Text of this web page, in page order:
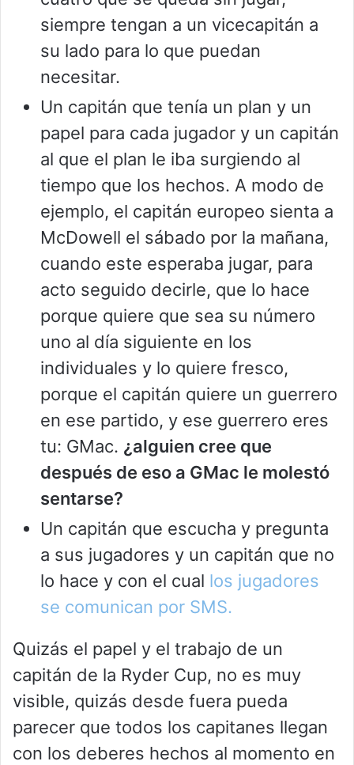
siempre tengan a un vicecapitán a
su lado para lo que puedan
necesitar.
Un capitán que tenía un plan y un
papel para cada jugador y un capitán
al que el plan le iba surgiendo al
tiempo que los hechos. A modo de
ejemplo, el capitán europeo sienta a
McDowell el sábado por la mañana,
cuando este esperaba jugar, para
acto seguido decirle, que lo hace
porque quiere que sea su número
uno al día siguiente en los
individuales y lo quiere fresco,
porque el capitán quiere un guerrero
en ese partido, y ese guerrero eres
tu: GMac. ¿alguien cree que
después de eso a GMac le molestó
sentarse?
Un capitán que escucha y pregunta
a sus jugadores y un capitán que no
lo hace y con el cual los jugadores
se comunican por SMS.
Quizás el papel y el trabajo de un
capitán de la Ryder Cup, no es muy
visible, quizás desde fuera pueda
parecer que todos los capitanes llegan
con los deberes hechos al momento en